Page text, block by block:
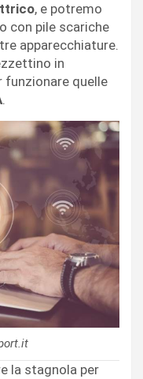
, e potremo
con pile scariche
apparecchiature.
in
funzionare quelle
.
la stagnola per